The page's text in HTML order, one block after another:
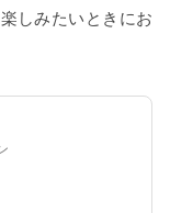
しみたいときにお